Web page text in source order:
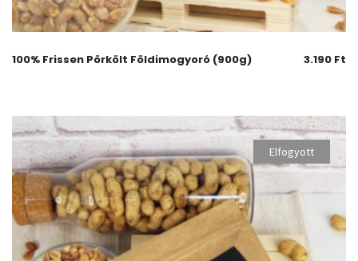
100% Frissen Pörkölt Földimogyoró (900g) 3.190 Ft
Elfogyott